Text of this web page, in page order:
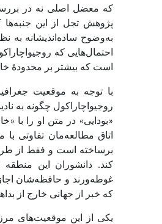
که معضل اصلی نه در
پژوهش تجل از این
به‌وضوح ساده‌اندیشانه به
احتمال‌هایی که
است که بیشتر بر محدودهٔ
با توجه به موقعیت
روجیواچاراکول چگونه به
«بودایی» در متن او را با
اتاق مطالعه‌مان تفاوتی
برساخته است و فقط از
کند. دانشوران این
غوطه‌ورند و حافظه‌شان
که خبر از جهانی خارج از
یکی از این موقعیت‌های